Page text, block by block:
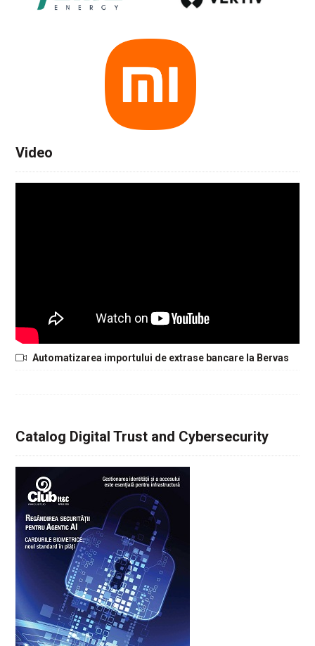
Video
Automatizarea importului de extrase bancare la Bervas
Catalog Digital Trust and Cybersecurity